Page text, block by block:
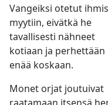
Vangeiksi otetut
myytiin, eivätkä he
tavallisesti nähneet
kotiaan ja perhettään
enää koskaan.
Monet orjat joutuivat